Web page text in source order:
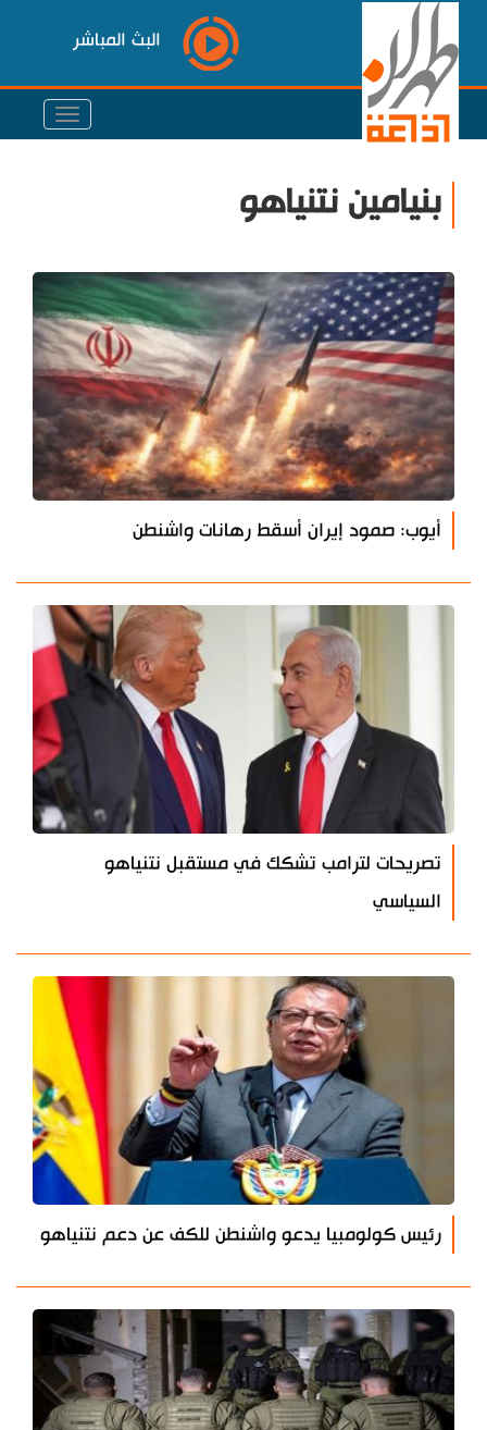
البث المباشر
بنيامين نتنياهو
أيوب: صمود إيران أسقط رهانات واشنطن
تصريحات لترامب تشكك في مستقبل نتنياهو
السياسي
رئيس كولومبيا يدعو واشنطن للكف عن دعم نتنياهو